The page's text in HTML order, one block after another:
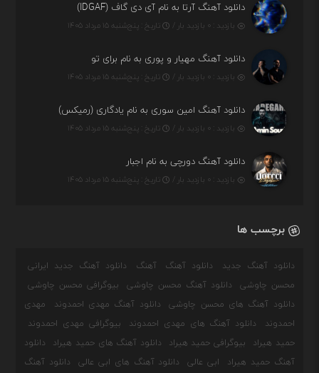
دانلود آهنگ آرتا به نام آی دی گاف (IDGAF)
بازدید : ۰ بازدید بار / تاریخ : پنج‌شنبه ۱۵ مرداد ۱۴۰۵
دانلود آهنگ مهیار و پوری به نام برای تو
بازدید : ۰ بازدید بار / تاریخ : پنج‌شنبه ۱۵ مرداد ۱۴۰۵
دانلود آهنگ امین سوری به نام یادگاری (رمیکس)
بازدید : ۰ بازدید بار / تاریخ : پنج‌شنبه ۱۵ مرداد ۱۴۰۵
دانلود آهنگ دورچی به نام اجبار
بازدید : ۰ بازدید بار / تاریخ : پنج‌شنبه ۱۵ مرداد ۱۴۰۵
برچسب ها
دانلود آهنگ جدید دانلود آهنگ آهنگ
دانلود آهنگ جدید ایرانی
محسن چاوشی
دانلود آهنگ محسن چاوشی
بیوگرافی محسن چاوشی
دانلود آهنگ های محسن چاوشی
دانلود آهنگ مهدی احمدوند
مهدی
احمدوند
دانلود آهنگ های مهدی احمدوند
بیوگرافی مهدی احمدوند
حمید هیراد
بیوگرافی حمید هیراد دانلود آهنگ های حمید هیراد
دانلود
آهنگ حمید هیراد
ابی عالی دانلود آهنگ های ابی عالی دانلود آهنگ